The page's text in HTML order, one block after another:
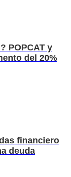
POPCAT y
del 20%
financiero
deuda